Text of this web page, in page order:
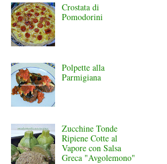
Crostata di
Pomodorini
Polpette alla
Parmigiana
Zucchine Tonde
Ripiene Cotte al
Vapore con Salsa
Greca "Avgolemono"